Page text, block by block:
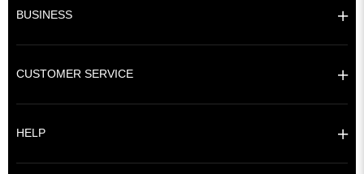
BUSINESS
CUSTOMER SERVICE
HELP